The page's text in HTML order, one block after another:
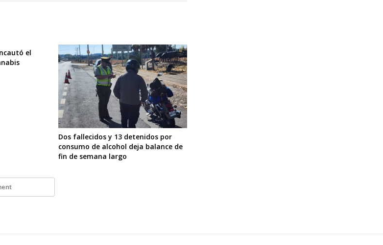
el
Dos fallecidos y 13 detenidos por
consumo de alcohol deja balance de
fin de semana largo